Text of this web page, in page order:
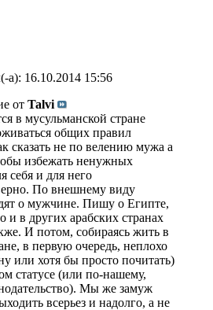
а): 16.10.2014 15:56
от Talvi
в мусульманской стране
общих правил
сказать не по велению мужа а
избежать ненужных
себя и для него
По внешнему виду
о мужчине. Пишу о Египте,
и в других арабских странах
И потом, собираясь жить в
в первую очередь, неплохо
или хотя бы просто почитать)
статусе (или по-нашему,
Мы же замуж
всерьез и надолго, а не